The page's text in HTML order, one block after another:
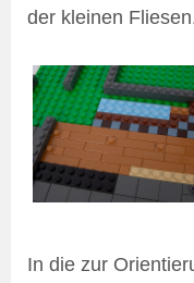
der kleinen
In die zur